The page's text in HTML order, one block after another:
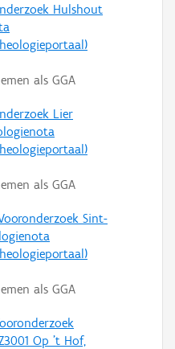
Hulshout
als GGA
Lier
als GGA
Sint-
als GGA
Op 't Hof,